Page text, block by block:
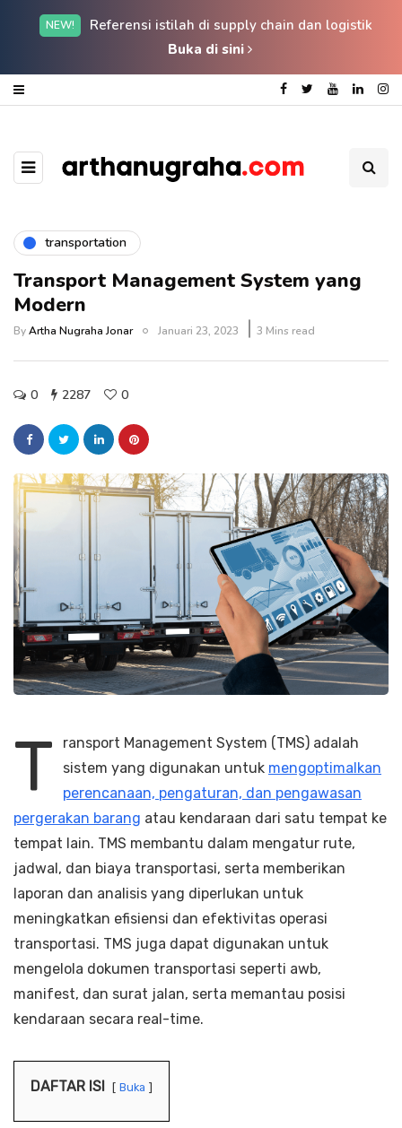
NEW!
Referensi istilah di supply chain dan logistik
Buka di sini
transportation
Transport Management System yang
Modern
ByArtha Nugraha Jonar Januari 23, 2023 3 Mins read
0 2287 0
T
ransport Management System (TMS) adalah
sistem yang digunakan untuk mengoptimalkan
perencanaan, pengaturan, dan pengawasan
pergerakan barang atau kendaraan dari satu tempat ke
tempat lain. TMS membantu dalam mengatur rute,
jadwal, dan biaya transportasi, serta memberikan
laporan dan analisis yang diperlukan untuk
meningkatkan efisiensi dan efektivitas operasi
transportasi. TMS juga dapat digunakan untuk
mengelola dokumen transportasi seperti awb,
manifest, dan surat jalan, serta memantau posisi
kendaraan secara real-time.
DAFTAR ISI Buka